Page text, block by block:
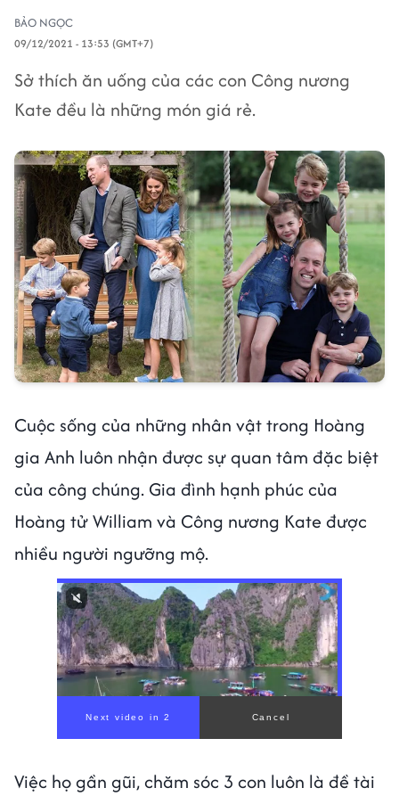
BẢO NGỌC
09/12/2021 - 13:53 (GMT+7)
Sở thích ăn uống của các con Công nương
Kate đều là những món giá rẻ.
Cuộc sống của những nhân vật trong Hoàng
gia Anh luôn nhận được sự quan tâm đặc biệt
của công chúng. Gia đình hạnh phúc của
Hoàng tử William và Công nương Kate được
nhiều người ngưỡng mộ.
Việc họ gần gũi, chăm sóc 3 con luôn là đề tài